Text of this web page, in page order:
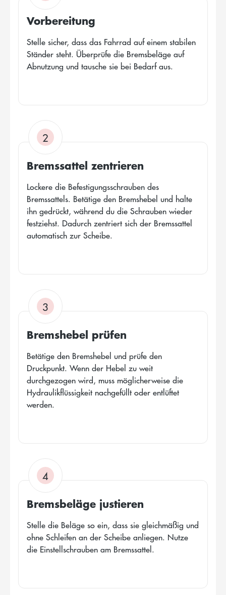
Vorbereitung
Stelle sicher, dass das Fahrrad auf einem stabilen
Ständer steht. Überprüfe die Bremsbeläge auf
Abnutzung und tausche sie bei Bedarf aus.
2
Bremssattel zentrieren
Lockere die Befestigungsschrauben des
Bremssattels. Betätige den Bremshebel und halte
ihn gedrückt, während du die Schrauben wieder
festziehst. Dadurch zentriert sich der Bremssattel
automatisch zur Scheibe.
3
Bremshebel prüfen
Betätige den Bremshebel und prüfe den
Druckpunkt. Wenn der Hebel zu weit
durchgezogen wird, muss möglicherweise die
Hydraulikflüssigkeit nachgefüllt oder entlüftet
werden.
4
Bremsbeläge justieren
Stelle die Beläge so ein, dass sie gleichmäßig und
ohne Schleifen an der Scheibe anliegen. Nutze
die Einstellschrauben am Bremssattel.